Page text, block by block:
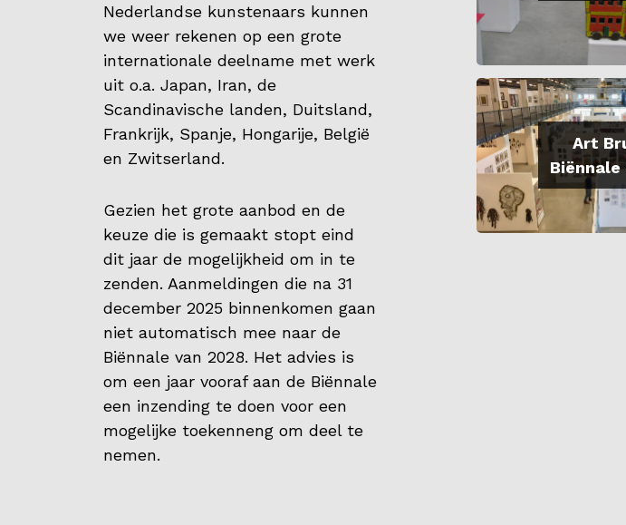
Onderwijs
Blijgoedplein
Doe mee
Bezoekers
Over ons
Art Brut
Nieuws
ANBI
Fotoalbums
Partners
Vrijwilligers
Nederlandse kunstenaars kunnen
we weer rekenen op een grote
internationale deelname met werk
uit o.a. Japan, Iran, de
Scandinavische landen, Duitsland,
Frankrijk, Spanje, Hongarije, België
en Zwitserland.
Gezien het grote aanbod en de
keuze die is gemaakt stopt eind
dit jaar de mogelijkheid om in te
zenden. Aanmeldingen die na 31
december 2025 binnenkomen gaan
niet automatisch mee naar de
Biënnale van 2028. Het advies is
om een jaar vooraf aan de Biënnale
een inzending te doen voor een
mogelijke toekenneng om deel te
nemen.
Art
Biënnale